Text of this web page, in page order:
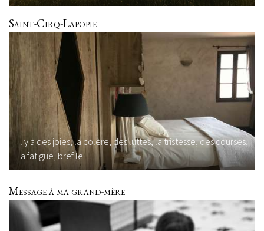
Saint-Cirq-Lapopie
Il y a des joies, la colère, des luttes, la tristesse, des courses,
la fatigue, bref le
Message à ma grand-mère